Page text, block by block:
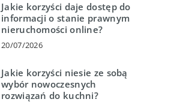
Jakie korzyści daje dostęp do
informacji o stanie prawnym
nieruchomości online?
20/07/2026
Jakie korzyści niesie ze sobą
wybór nowoczesnych
rozwiązań do kuchni?